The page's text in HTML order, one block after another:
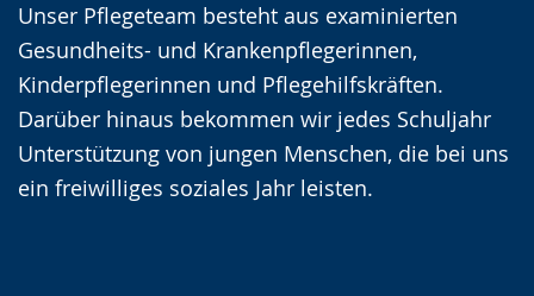
Unser Pflegeteam besteht aus examinierten
Gesundheits- und Krankenpflegerinnen,
Kinderpflegerinnen und Pflegehilfskräften.
Darüber hinaus bekommen wir jedes Schuljahr
Unterstützung von jungen Menschen, die bei uns
ein freiwilliges soziales Jahr leisten.